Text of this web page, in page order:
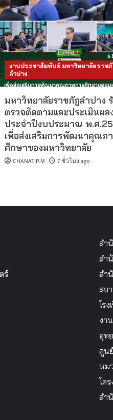
งานประชาสัมพันธ์ มหาวิทยาลัยราช
ลำปาง
มหาวิทยาลัยราชภัฏลำปาง
ตรวจติดตามและประเมินผล
ประจำปีงบประมาณ พ.ศ
เพื่อส่งเสริมการพัฒนาคุณภ
ศึกษาของมหาวิทยาลัย
CHANATIP.M 7 ชั่วโมง ago
ร์
สำ
สำ
สำ
สถ
โร
งา
อุท
ศูน
หม
โค
สำ